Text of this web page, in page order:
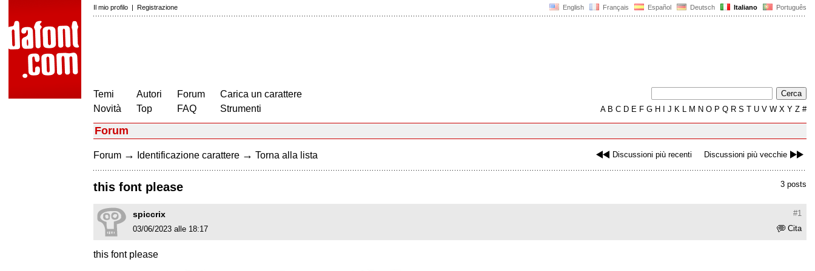
English Français Español Deutsch Italiano Português
Il mio profilo | Registrazione
Temi
Novità
Autori
Top
Forum
FAQ
Carica un carattere
Strumenti
AB C D E F G H J K L M N O P Q R S T U V W X Y Z #
Forum
Discussioni più recenti Discussioni più vecchie
Forum → Identificazione carattere → Torna alla lista
3 posts
this font please
#1
spiccrix
Cita
03/06/2023 alle 18:17
this font please